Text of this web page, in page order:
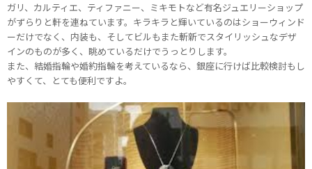
ガリ、カルティエ、ティファニー、ミキモトなど有名ジュエリーショップ
がずらりと軒を連ねています。キラキラと輝いているのはショーウィンド
ーだけでなく、内装も、そしてビルもまた斬新でスタイリッシュなデザ
インのものが多く、眺めているだけでうっとりします。
また、結婚指輪や婚約指輪を考えているなら、銀座に行けば比較検討もし
やすくて、とても便利ですよ。